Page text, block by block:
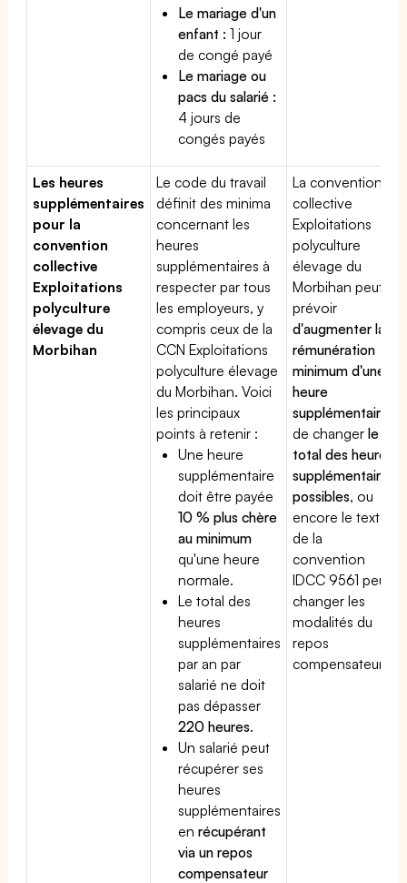
Le mariage d'un
enfant : 1 jour
de congé payé
Le mariage ou
pacs du salarié :
4 jours de
congés payés
Les heures
supplémentaires
pour la
convention
collective
Exploitations
polyculture
élevage du
Morbihan
Le code du travail
définit des minima
concernant les
heures
supplémentaires à
respecter par tous
les employeurs, y
compris ceux de la
CCN Exploitations
polyculture élevage
du Morbihan. Voici
les principaux
points à retenir :
Une heure
supplémentaire
doit être payée
10 % plus chère
au minimum
qu'une heure
normale.
Le total des
heures
supplémentaires
par an par
salarié ne doit
pas dépasser
220 heures.
Un salarié peut
récupérer ses
heures
supplémentaires
enrécupérant
via un repos
compensateur
La convention
collective
Exploitations
polyculture
élevage du
Morbihan peut
prévoir
d'augmenter la
rémunération
minimum d'une
heure
supplémentaire
de changerle
total des heures
supplémentaires
possibles, ou
encore le texte
de la
convention
IDCC 9561 peut
changer les
modalités du
repos
compensateur.